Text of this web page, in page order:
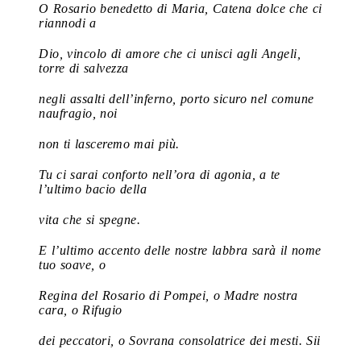
O Rosario benedetto di Maria, Catena dolce che ci
riannodi a
Dio, vincolo di amore che ci unisci agli Angeli,
torre di salvezza
negli assalti dell’inferno, porto sicuro nel comune
naufragio, noi
non ti lasceremo mai più.
Tu ci sarai conforto nell’ora di agonia, a te
l’ultimo bacio della
vita che si spegne.
E l’ultimo accento delle nostre labbra sarà il nome
tuo soave, o
Regina del Rosario di Pompei, o Madre nostra
cara, o Rifugio
dei peccatori, o Sovrana consolatrice dei mesti. Sii